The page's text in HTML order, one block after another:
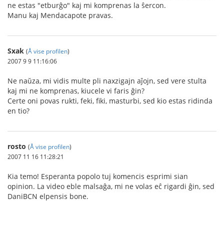
ne estas "etburĝo" kaj mi komprenas la ŝercon.
Manu kaj Mendacapote pravas.
Sxak (Å vise profilen)
2007 9 9 11:16:06
Ne naŭza, mi vidis multe pli naxzigajn aĵojn, sed vere stulta
kaj mi ne komprenas, kiucele vi faris ĝin?
Certe oni povas rukti, feki, fiki, masturbi, sed kio estas ridinda
en tio?
rosto (Å vise profilen)
2007 11 16 11:28:21
Kia temo! Esperanta popolo tuj komencis esprimi sian
opinion. La video eble malsaĝa, mi ne volas eĉ rigardi ĝin, sed
DaniBCN elpensis bone.